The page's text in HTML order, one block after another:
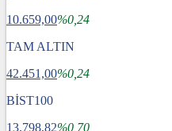
10.659,00%0,24
TAM ALTIN
42.451,00%0,24
BİST100
13.798,82%0,70
Dünya
Spor